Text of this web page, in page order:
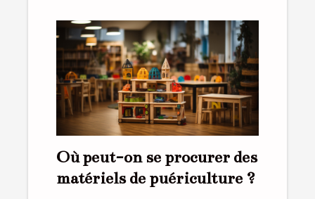
Où peut-on se procurer des
matériels de puériculture ?